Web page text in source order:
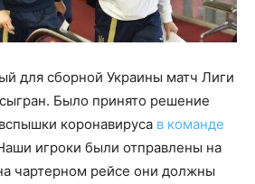
для сборной Украины матч Лиги
Было принято решение
коронавируса в команде
игроки были отправлены на
чартерном рейсе они должны